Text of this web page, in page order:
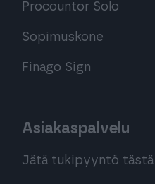
Procountor Solo
Sopimuskone
Finago Sign
Asiakaspalvelu
Jätä tukipyyntö tästä